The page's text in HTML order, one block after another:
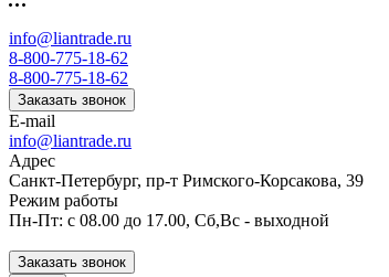
info@liantrade.ru
8-800-775-18-62
8-800-775-18-62
Заказать звонок
E-mail
info@liantrade.ru
Адрес
Санкт-Петербург, пр-т Римского-Корсакова, 39
Режим работы
Пн-Пт: c 08.00 до 17.00, Cб,Вс - выходной
Заказать звонок